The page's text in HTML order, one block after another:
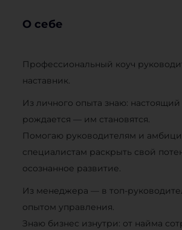
О себе
Профессиональный коуч
наставник.
Из личного опыта знаю:
рождается — им становятся.
Помогаю руководителям и
специалистам раскрыть свой
осознанное развитие.
Из менеджера — в топ-
опытом управления.
Знаю бизнес изнутри: от найма